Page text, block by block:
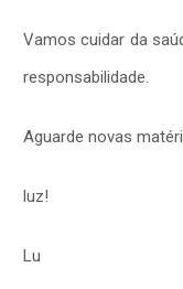
Vamos cuidar da
responsabilidade.
Aguarde novas
luz!
Lu